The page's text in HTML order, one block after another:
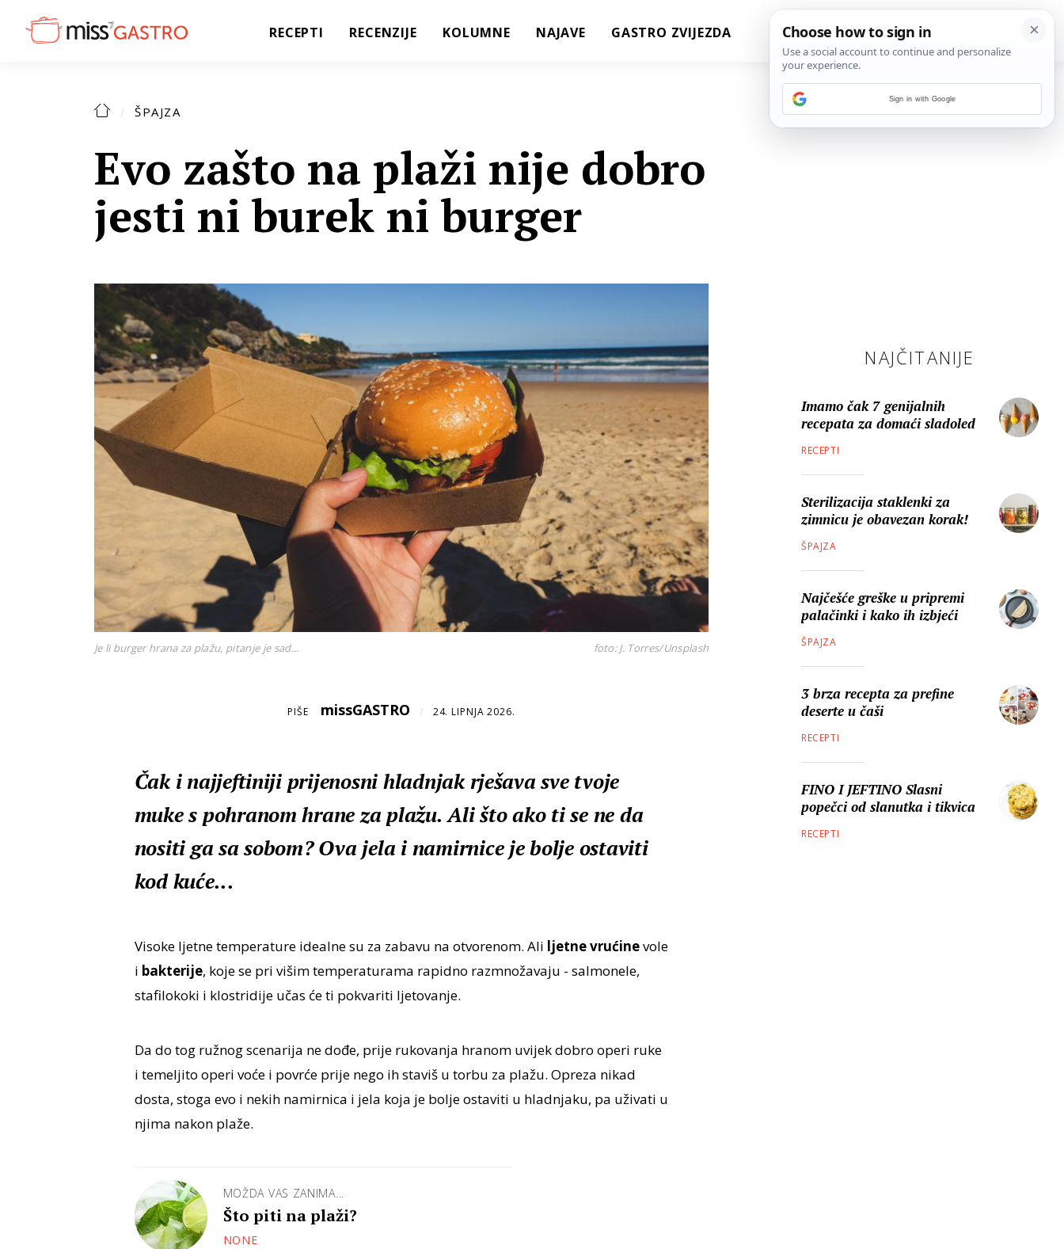
RECEPTI RECENZIJE KOLUMNE NAJAVE GASTRO ZVIJEZDA
ŠPAJZA
Evo zašto na plaži nije dobro
jesti ni burek ni burger
Je li burger hrana za plažu, pitanje je sad... foto: J. Torres/Unsplash
PIŠE missGASTRO / 24. LIPNJA 2026.
Čak i najjeftiniji prijenosni hladnjak rješava sve tvoje
muke s pohranom hrane za plažu. Ali što ako ti se ne da
nositi ga sa sobom? Ova jela i namirnice je bolje ostaviti
kod kuće...
Visoke ljetne temperature idealne su za zabavu na otvorenom. Ali ljetne vrućinevole
i bakterije, koje se pri višim temperaturama rapidno razmnožavaju - salmonele,
stafilokoki i klostridije učas će ti pokvariti ljetovanje.
Da do tog ružnog scenarija ne dođe, prije rukovanja hranom uvijek dobro operi ruke
i temeljito operi voće i povrće prije nego ih staviš u torbu za plažu. Opreza nikad
dosta, stoga evo i nekih namirnica i jela koja je bolje ostaviti u hladnjaku, pa uživati u
njima nakon plaže.
MOŽDA VAS ZANIMA...
Što piti na plaži?
NONE
NAJČITANIJE
Imamo čak 7 genijalnih
recepata za domaći sladoled
RECEPTI
Sterilizacija staklenki za
zimnicu je obavezan korak!
ŠPAJZA
Najčešće greške u pripremi
palačinki i kako ih izbjeći
ŠPAJZA
3 brza recepta za prefine
deserte u čaši
RECEPTI
FINO I JEFTINO Slasni
popečci od slanutka i tikvica
RECEPTI
Sign in with Google